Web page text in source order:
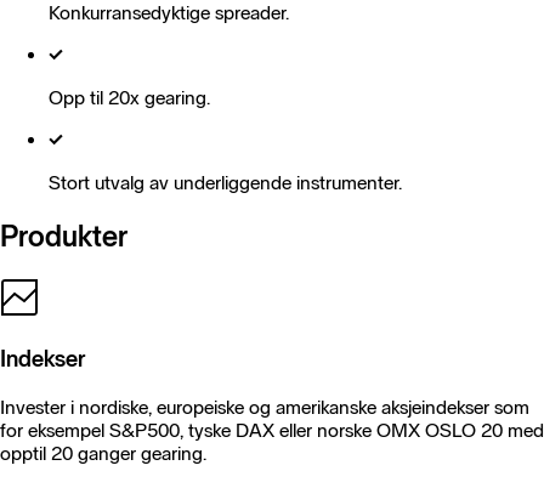
Konkurransedyktige spreader.
Opp til 20x gearing.
Stort utvalg av underliggende instrumenter.
Produkter
Indekser
Invester i nordiske, europeiske og amerikanske aksjeindekser som
for eksempel S&P500, tyske DAX eller norske OMX OSLO 20 med
opptil 20 ganger gearing.